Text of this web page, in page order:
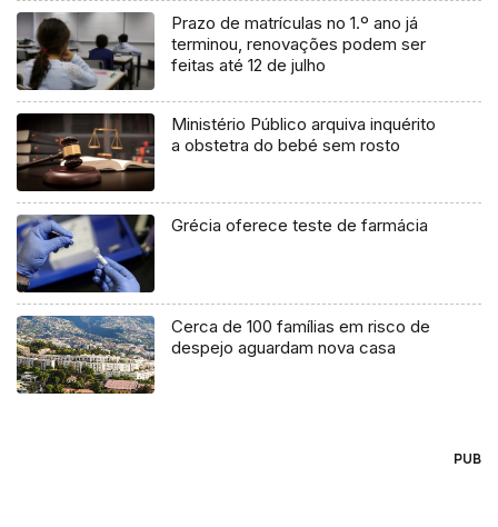
Prazo de matrículas no 1.º ano já
terminou, renovações podem ser
feitas até 12 de julho
Ministério Público arquiva inquérito
a obstetra do bebé sem rosto
Grécia oferece teste de farmácia
Cerca de 100 famílias em risco de
despejo aguardam nova casa
PUB